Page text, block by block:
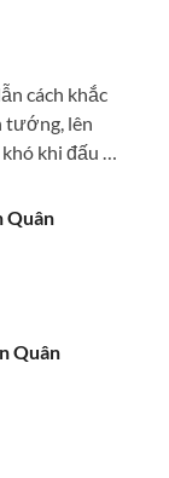
cách khắc
tướng, lên
khi đấu …
Quân
Quân